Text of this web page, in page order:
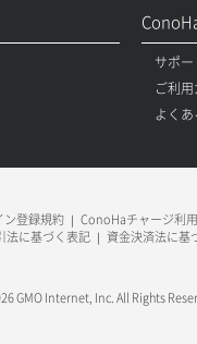
サポ
ご利
よく
登録規約 ConoHaチャージ利
法に基づく表記 資金決済法に基
GMO Internet, Inc. All Rights